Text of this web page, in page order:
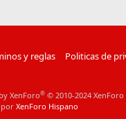
y reglas Politicas de
XenForo® © 2010-2024 XenForo
por XenForo Hispano